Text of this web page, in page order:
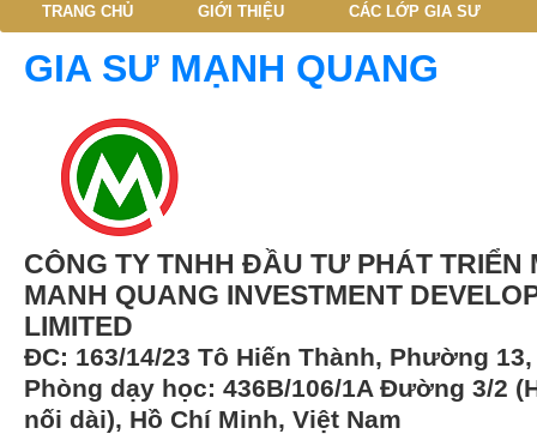
TRANG CHỦ GIỚI THIỆU CÁC LỚP GIA SƯ
GIA SƯ MẠNH QUANG
CÔNG TY TNHH ĐẦU TƯ PHÁT TRIỂN
MANH QUANG INVESTMENT
LIMITED
ĐC: 163/14/23 Tô Hiến Thành, Phường 13,
Phòng dạy học: 436B/106/1A Đường 3/2
nối dài), Hồ Chí Minh, Việt Nam